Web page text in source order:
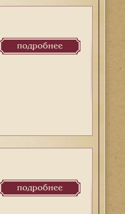
подробнее
подробнее